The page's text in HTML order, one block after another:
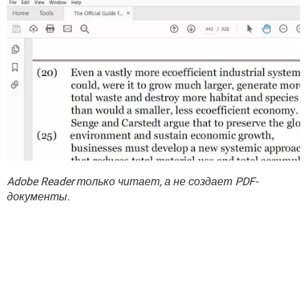
Adobe Reader только читает, а не создает PDF-
документы.